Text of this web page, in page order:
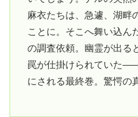
麻衣たちは、急遽、湖畔
ことに。そこへ舞い込ん
の調査依頼。幽霊が出る
罠が仕掛けられていた
にされる最終巻。驚愕の